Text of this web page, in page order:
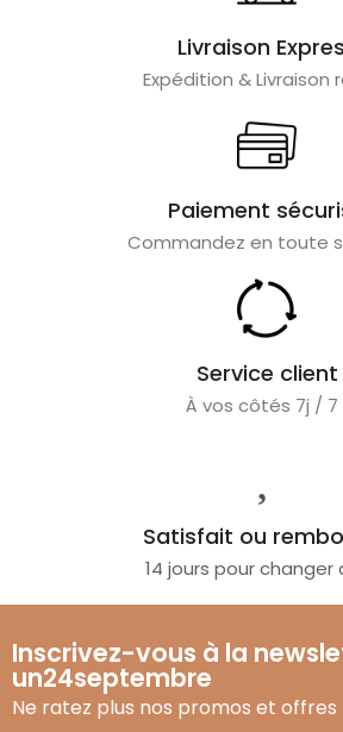
Livraison
Expédition & Livraison
Paiement
Commandez en toute
Service client
À vos côtés 7j / 7
Satisfait ou
14 jours pour changer
Inscrivez-vous à la
un24septembre
Ne ratez plus nos promos et